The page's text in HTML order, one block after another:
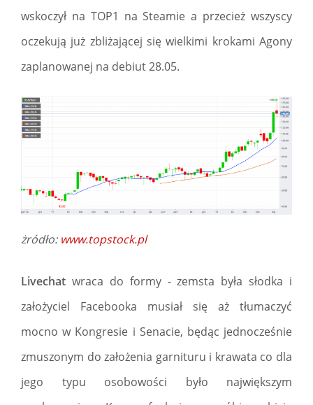
wskoczył na TOP1 na Steamie a przecież wszyscy
oczekują już zbliżającej się wielkimi krokami Agony
zaplanowanej na debiut 28.05.
żródło: www.topstock.pl
Livechat wraca do formy - zemsta była słodka i
założyciel Facebooka musiał się aż tłumaczyć
mocno w Kongresie i Senacie, będąc jednocześnie
zmuszonym do założenia garnituru i krawata co dla
jego typu osobowości było największym